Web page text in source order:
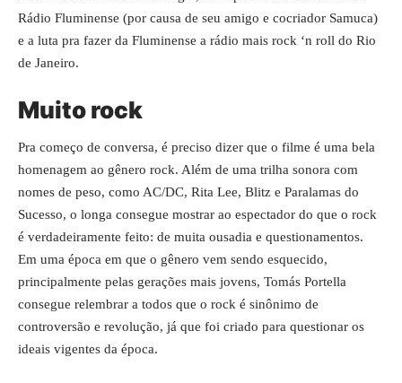
Rádio Fluminense (por causa de seu amigo e cocriador Samuca)
e a luta pra fazer da Fluminense a rádio mais rock ‘n roll do Rio
de Janeiro.
Muito rock
Pra começo de conversa, é preciso dizer que o filme é uma bela
homenagem ao gênero rock. Além de uma trilha sonora com
nomes de peso, como AC/DC, Rita Lee, Blitz e Paralamas do
Sucesso, o longa consegue mostrar ao espectador do que o rock
é verdadeiramente feito: de muita ousadia e questionamentos.
Em uma época em que o gênero vem sendo esquecido,
principalmente pelas gerações mais jovens, Tomás Portella
consegue relembrar a todos que o rock é sinônimo de
controversão e revolução, já que foi criado para questionar os
ideais vigentes da época.